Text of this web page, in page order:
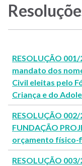
Menu
-
CMDCA
RESOLUÇÃO
mandato dos
Civil eleitas pelo
Criança e do
RESOLUÇÃO
FUNDAÇÃO
orçamento físico-
RESOLUÇÃO